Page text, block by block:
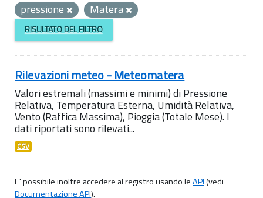
pressione
Matera
RISULTATO DEL FILTRO
Rilevazioni meteo - Meteomatera
Valori estremali (massimi e minimi) di Pressione
Relativa, Temperatura Esterna, Umidità Relativa,
Vento (Raffica Massima), Pioggia (Totale Mese). I
dati riportati sono rilevati...
CSV
E' possibile inoltre accedere al registro usando leAPI(vedi
Documentazione API).